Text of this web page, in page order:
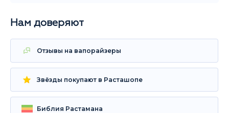
Нам доверяют
Отзывы на вапорайзеры
Звёзды покупают в Расташопе
Библия Растамана